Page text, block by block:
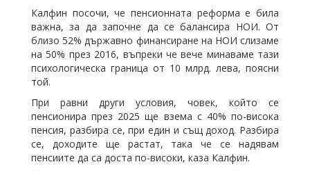
Калфин посочи, че пенсионната реформа е била
важна, за да започне да се балансира НОИ. От
близо 52% държавно финансиране на НОИ слизаме
на 50% през 2016, въпреки че вече минаваме тази
психологическа граница от 10 млрд. лева, поясни
той.
При равни други условия, човек, който се
пенсионира през 2025 ще взема с 40% по-висока
пенсия, разбира се, при един и същ доход. Разбира
се, доходите ще растат, така че се надявам
пенсиите да са доста по-високи, каза Калфин.